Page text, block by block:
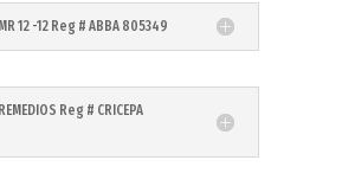
12 -12 Reg # ABBA 805349
Reg # CRICEPA